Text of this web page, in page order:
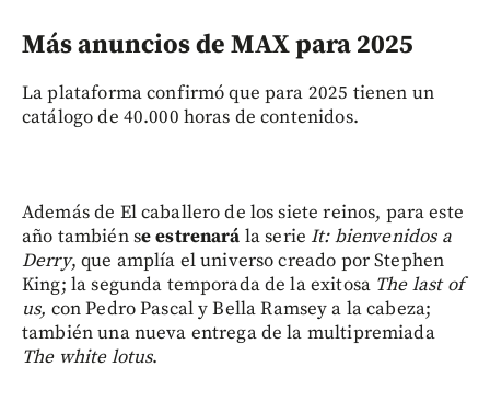
Más anuncios de MAX para 2025
La plataforma confirmó que para 2025 tienen un
catálogo de 40.000 horas de contenidos.
Además de El caballero de los siete reinos, para este
año también se estrenará la serieIt: bienvenidos a
Derry, que amplía el universo creado por Stephen
King; la segunda temporada de la exitosa The last of
us, con Pedro Pascal y Bella Ramsey a la cabeza;
también una nueva entrega de la multipremiada
The white lotus.